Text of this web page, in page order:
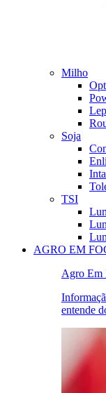
Milho
Soja
TSI
AGRO EM
Agro Em
entende